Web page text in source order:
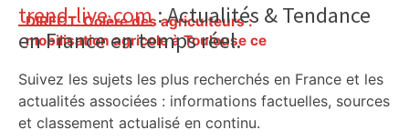
DIRECT. Colère des agriculteurs :
mobilisation agricole à Toulouse ce
– ladepeche.fr
Primary
Sidebar
trend-live.com: Actualités & Tendance
en France en temps réel.
Suivez les sujets les plus recherchés en France et les
actualités associées : informations factuelles, sources
et classement actualisé en continu.